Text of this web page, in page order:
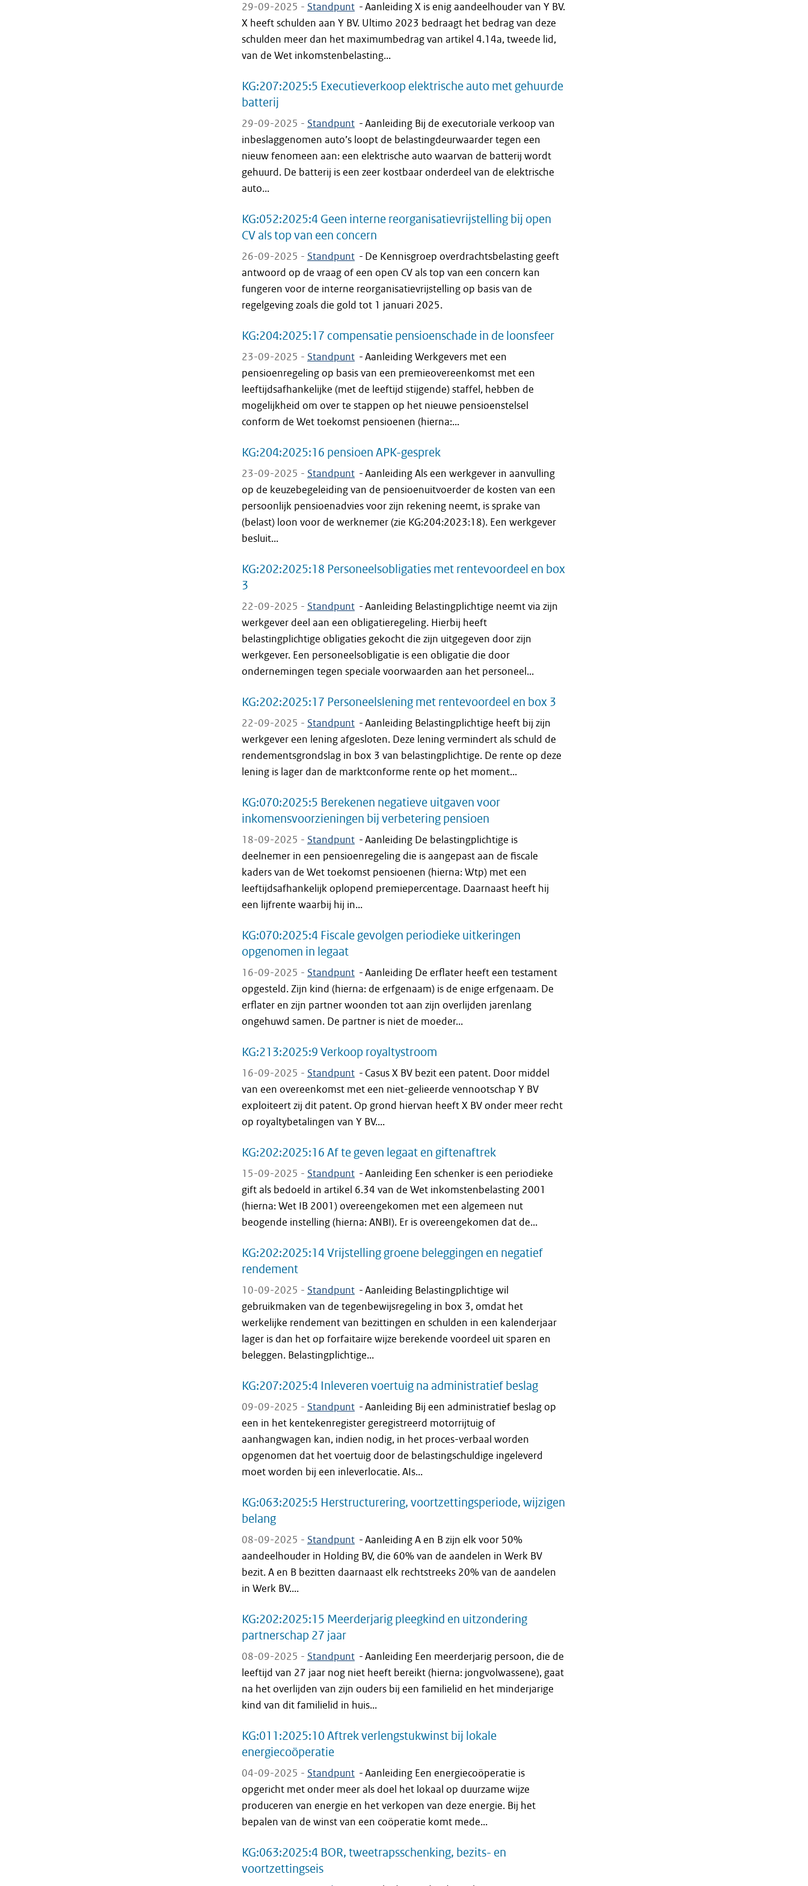
29-09-2025 - Standpunt -Aanleiding X is enig aandeelhouder van Y BV.
X heeft schulden aan Y BV. Ultimo 2023 bedraagt het bedrag van deze
schulden meer dan het maximumbedrag van artikel 4.14a, tweede lid,
van de Wet inkomstenbelasting...
KG:207:2025:5 Executieverkoop elektrische auto met gehuurde
batterij
29-09-2025 - Standpunt -Aanleiding Bij de executoriale verkoop van
inbeslaggenomen auto’s loopt de belastingdeurwaarder tegen een
nieuw fenomeen aan: een elektrische auto waarvan de batterij wordt
gehuurd. De batterij is een zeer kostbaar onderdeel van de elektrische
auto...
KG:052:2025:4 Geen interne reorganisatievrijstelling bij open
CV als top van een concern
26-09-2025 - Standpunt - De Kennisgroep overdrachtsbelasting geeft
antwoord op de vraag of een open CV als top van een concern kan
fungeren voor de interne reorganisatievrijstelling op basis van de
regelgeving zoals die gold tot 1 januari 2025.
KG:204:2025:17 compensatie pensioenschade in de loonsfeer
23-09-2025 - Standpunt -Aanleiding Werkgevers met een
pensioenregeling op basis van een premieovereenkomst met een
leeftijdsafhankelijke (met de leeftijd stijgende) staffel, hebben de
mogelijkheid om over te stappen op het nieuwe pensioenstelsel
conform de Wet toekomst pensioenen (hierna:...
KG:204:2025:16 pensioen APK-gesprek
23-09-2025 - Standpunt -Aanleiding Als een werkgever in aanvulling
op de keuzebegeleiding van de pensioenuitvoerder de kosten van een
persoonlijk pensioenadvies voor zijn rekening neemt, is sprake van
(belast) loon voor de werknemer (zie KG:204:2023:18). Een werkgever
besluit...
KG:202:2025:18 Personeelsobligaties met rentevoordeel en box
3
22-09-2025 - Standpunt -Aanleiding Belastingplichtige neemt via zijn
werkgever deel aan een obligatieregeling. Hierbij heeft
belastingplichtige obligaties gekocht die zijn uitgegeven door zijn
werkgever. Een personeelsobligatie is een obligatie die door
ondernemingen tegen speciale voorwaarden aan het personeel...
KG:202:2025:17 Personeelslening met rentevoordeel en box 3
22-09-2025 - Standpunt -Aanleiding Belastingplichtige heeft bij zijn
werkgever een lening afgesloten. Deze lening vermindert als schuld de
rendementsgrondslag in box 3 van belastingplichtige. De rente op deze
lening is lager dan de marktconforme rente op het moment...
KG:070:2025:5 Berekenen negatieve uitgaven voor
inkomensvoorzieningen bij verbetering pensioen
18-09-2025 - Standpunt -Aanleiding De belastingplichtige is
deelnemer in een pensioenregeling die is aangepast aan de fiscale
kaders van de Wet toekomst pensioenen (hierna: Wtp) met een
leeftijdsafhankelijk oplopend premiepercentage. Daarnaast heeft hij
een lijfrente waarbij hij in...
KG:070:2025:4 Fiscale gevolgen periodieke uitkeringen
opgenomen in legaat
16-09-2025 - Standpunt -Aanleiding De erflater heeft een testament
opgesteld. Zijn kind (hierna: de erfgenaam) is de enige erfgenaam. De
erflater en zijn partner woonden tot aan zijn overlijden jarenlang
ongehuwd samen. De partner is niet de moeder...
KG:213:2025:9 Verkoop royaltystroom
16-09-2025 - Standpunt - Casus X BV bezit een patent. Door middel
van een overeenkomst met een niet-gelieerde vennootschap Y BV
exploiteert zij dit patent. Op grond hiervan heeft X BV onder meer recht
op royaltybetalingen van Y BV....
KG:202:2025:16 Af te geven legaat en giftenaftrek
15-09-2025 - Standpunt -Aanleiding Een schenker is een periodieke
gift als bedoeld in artikel 6.34 van de Wet inkomstenbelasting 2001
(hierna: Wet IB 2001) overeengekomen met een algemeen nut
beogende instelling (hierna: ANBI). Er is overeengekomen dat de...
KG:202:2025:14 Vrijstelling groene beleggingen en negatief
rendement
10-09-2025 - Standpunt -Aanleiding Belastingplichtige wil
gebruikmaken van de tegenbewijsregeling in box 3, omdat het
werkelijke rendement van bezittingen en schulden in een kalenderjaar
lager is dan het op forfaitaire wijze berekende voordeel uit sparen en
beleggen. Belastingplichtige...
KG:207:2025:4 Inleveren voertuig na administratief beslag
09-09-2025 - Standpunt -Aanleiding Bij een administratief beslag op
een in het kentekenregister geregistreerd motorrijtuig of
aanhangwagen kan, indien nodig, in het proces-verbaal worden
opgenomen dat het voertuig door de belastingschuldige ingeleverd
moet worden bij een inleverlocatie. AIs...
KG:063:2025:5 Herstructurering, voortzettingsperiode, wijzigen
belang
08-09-2025 - Standpunt -Aanleiding A en B zijn elk voor 50%
aandeelhouder in Holding BV, die 60% van de aandelen in Werk BV
bezit. A en B bezitten daarnaast elk rechtstreeks 20% van de aandelen
in Werk BV....
KG:202:2025:15 Meerderjarig pleegkind en uitzondering
partnerschap 27 jaar
08-09-2025 - Standpunt -Aanleiding Een meerderjarig persoon, die de
leeftijd van 27 jaar nog niet heeft bereikt (hierna: jongvolwassene), gaat
na het overlijden van zijn ouders bij een familielid en het minderjarige
kind van dit familielid in huis...
KG:011:2025:10 Aftrek verlengstukwinst bij lokale
energiecoöperatie
04-09-2025 - Standpunt -Aanleiding Een energiecoöperatie is
opgericht met onder meer als doel het lokaal op duurzame wijze
produceren van energie en het verkopen van deze energie. Bij het
bepalen van de winst van een coöperatie komt mede...
KG:063:2025:4 BOR, tweetrapsschenking, bezits- en
voortzettingseis